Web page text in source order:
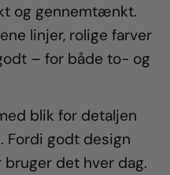
og gennemtænkt.
linjer, rolige farver
– for både to- og
blik for detaljen
Fordi godt design
det hver dag.